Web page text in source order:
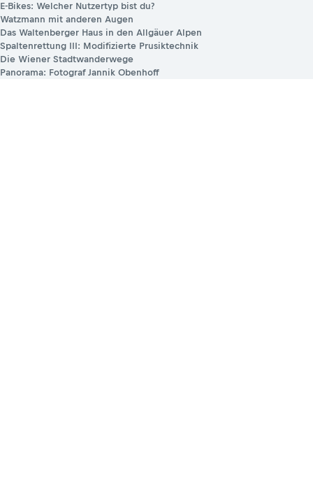
E-Bikes: Welcher Nutzertyp bist du?
Watzmann mit anderen Augen
Das Waltenberger Haus in den Allgäuer Alpen
Spaltenrettung III: Modifizierte Prusiktechnik
Die Wiener Stadtwanderwege
Panorama: Fotograf Jannik Obenhoff